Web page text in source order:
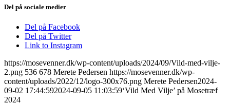
Del på sociale medier
Del på Facebook
Del på Twitter
Link to Instagram
https://mosevenner.dk/wp-content/uploads/2024/09/Vild-med-vilje-
2.png 536 678 Merete Pedersen https://mosevenner.dk/wp-
content/uploads/2022/12/logo-300x76.png Merete Pedersen2024-
09-02 17:44:592024-09-05 11:03:59‘Vild Med Vilje’ på Mosetræf
2024